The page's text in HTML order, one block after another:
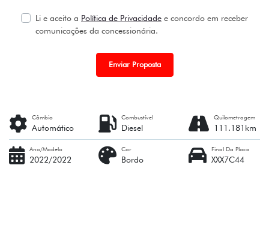
Li e aceito a Política de Privacidade e concordo em receber
comunicações da concessionária.
Enviar Proposta
Câmbio
Automático
Combustível
Diesel
Quilometragem
111.181km
Ano/Modelo
2022/2022
Cor
Bordo
Final Da Placa
XXX7C44